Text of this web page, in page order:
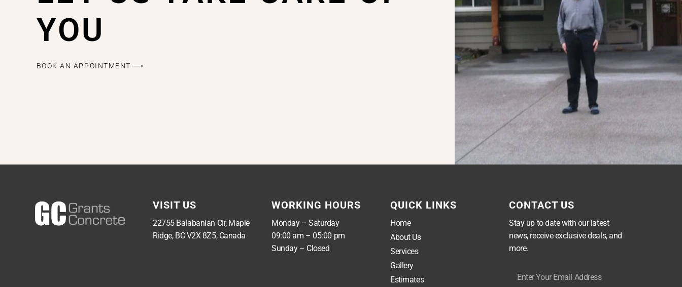
YOU
BOOK AN APPOINTMENT ⟶
VISIT US
22755 Balabanian Cir, Maple
Ridge, BC V2X 8Z5, Canada
WORKING HOURS
Monday – Saturday
09:00 am – 05:00 pm
Sunday – Closed
QUICK LINKS
Home
About Us
Services
Gallery
Estimates
CONTACT US
Stay up to date with our latest
news, receive exclusive deals, and
more.